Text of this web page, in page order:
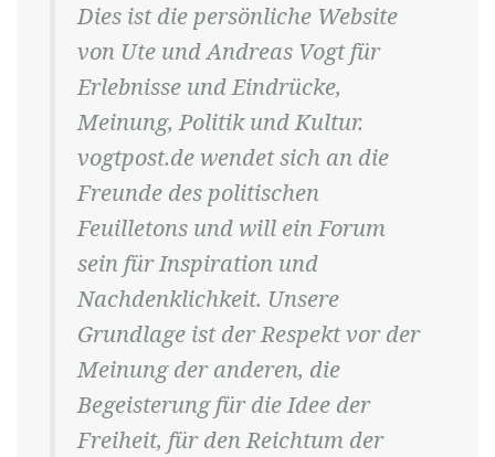
Dies ist die persönliche Website
von Ute und Andreas Vogt für
Erlebnisse und Eindrücke,
Meinung, Politik und Kultur.
vogtpost.de wendet sich an die
Freunde des politischen
Feuilletons und will ein Forum
sein für Inspiration und
Nachdenklichkeit. Unsere
Grundlage ist der Respekt vor der
Meinung der anderen, die
Begeisterung für die Idee der
Freiheit, für den Reichtum der